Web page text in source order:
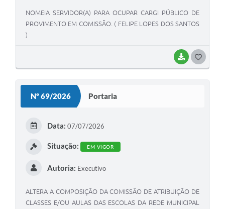
BAIXAR
NOMEIA SERVIDOR(A) PARA OCUPAR CARGI PÚBLICO DE
PROVIMENTO EM COMISSÃO. ( FELIPE LOPES DOS SANTOS
)
Nº 69/2026 Portaria
Data: 07/07/2026
Situação: EM VIGOR
Autoria: Executivo
ALTERA A COMPOSIÇÃO DA COMISSÃO DE ATRIBUIÇÃO DE
CLASSES E/OU AULAS DAS ESCOLAS DA REDE MUNICIPAL